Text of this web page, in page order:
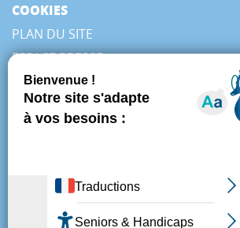
COOKIES
PLAN DU SITE
ESPACE PRESSE